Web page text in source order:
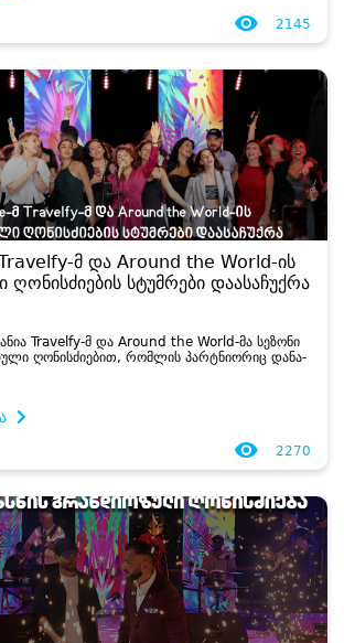
2145
მ და Around the World-ის
სტუმრები დაასაჩუქრა
Travelfy-მ და Around the World-მა სე­ზო­ნი
ღო­ნის­ძი­ე­ბით, რომ­ლის პარტნი­ო­რიც და­ნა­
2270